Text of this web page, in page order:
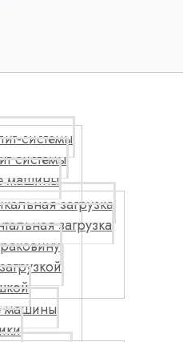
системы
системы
машины
загрузка
загрузка
машины